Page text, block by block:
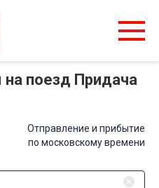
поезд Придача
Отправление и прибытие
по московскому времени